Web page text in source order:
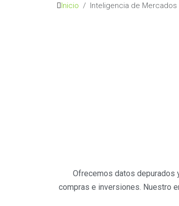
Inicio Inteligencia de Mercados
Ofrecemos datos depurados
compras e inversiones. Nuestro